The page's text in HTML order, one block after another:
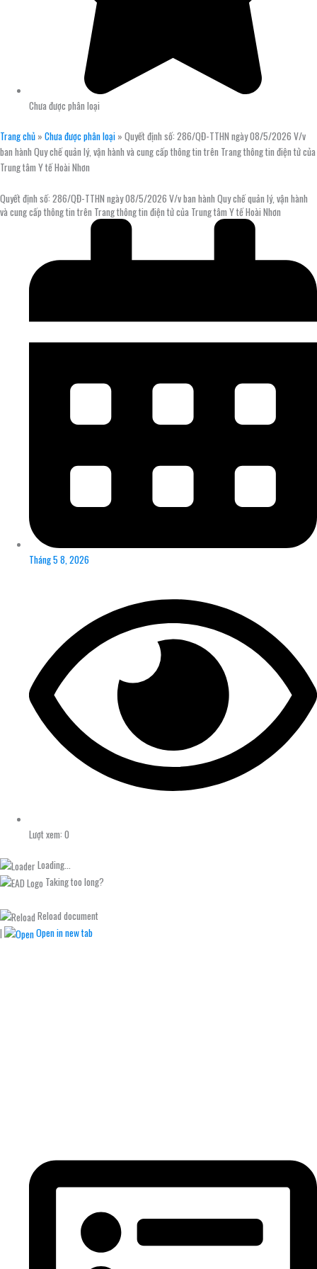
Chưa được phân loại
Trang chủ » Chưa được phân loại » Quyết định số: 286/QĐ-TTHN ngày 08/5/2026 V/v
ban hành Quy chế quản lý, vận hành và cung cấp thông tin trên Trang thông tin điện tử của
Trung tâm Y tế Hoài Nhơn
Quyết định số: 286/QĐ-TTHN ngày 08/5/2026 V/v ban hành Quy chế quản lý, vận hành
và cung cấp thông tin trên Trang thông tin điện tử của Trung tâm Y tế Hoài Nhơn
Tháng 5 8, 2026
Lượt xem: 0
Loading...
Taking too long?
Reload document
|
Open in new tab